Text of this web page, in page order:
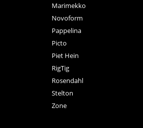
Marimekko
Novoform
Pappelina
Picto
Piet Hein
RigTig
Rosendahl
Stelton
Zone